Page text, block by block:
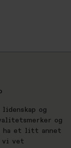
og
og
ha et litt annet
vi vet